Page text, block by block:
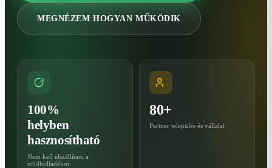
MEGNÉZEM HOGYAN MŰKÖDIK
100%
helyben
hasznosítható
Nem kell elszállítani a
zöldhulladékot.
80+
Partner település és vállalat